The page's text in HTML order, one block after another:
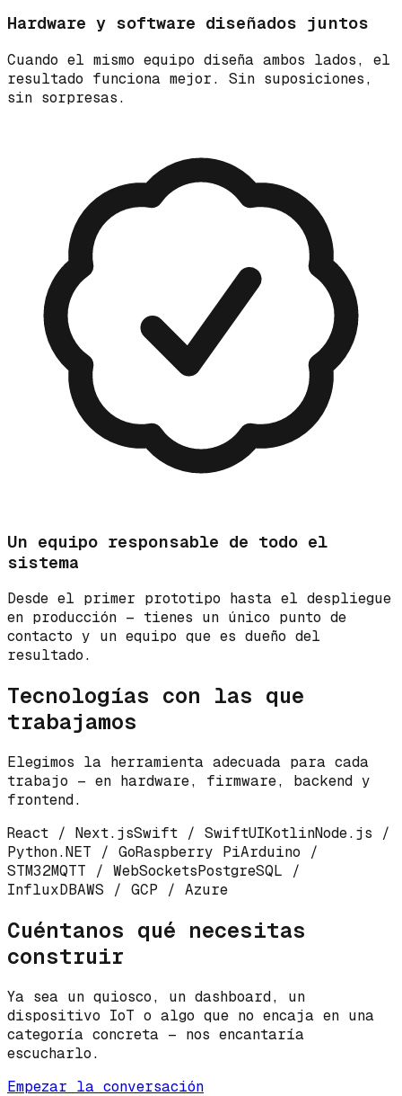
Hardware y software diseñados juntos
Cuando el mismo equipo diseña ambos lados, el
resultado funciona mejor. Sin suposiciones,
sin sorpresas.
Un equipo responsable de todo el
sistema
Desde el primer prototipo hasta el despliegue
en producción — tienes un único punto de
contacto y un equipo que es dueño del
resultado.
Tecnologías con las que
trabajamos
Elegimos la herramienta adecuada para cada
trabajo — en hardware, firmware, backend y
frontend.
React / Next.jsSwift / SwiftUIKotlinNode.js /
Python.NET / GoRaspberry PiArduino /
STM32MQTT / WebSockets PostgreSQL /
InfluxDBAWS / GCP / Azure
Cuéntanos qué necesitas
construir
Ya sea un quiosco, un dashboard, un
dispositivo IoT o algo que no encaja en una
categoría concreta — nos encantaría
escucharlo.
Empezar la conversación